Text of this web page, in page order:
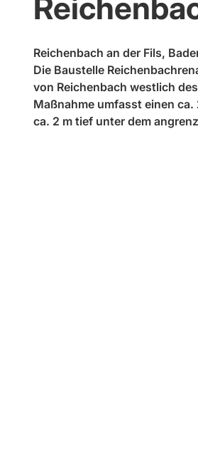
Reichenbach an der Fils,
Die Baustelle
von Reichenbach westlich
Maßnahme umfasst einen
ca. 2 m tief unter dem